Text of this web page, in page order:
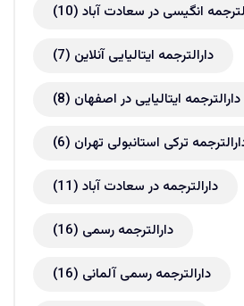
انگیسی در سعادت آباد (10)
دارالترجمه ایتالیایی آنلاین (7)
دارالترجمه ایتالیایی در اصفهان (8)
ترکی استانبولی تهران (6)
دارالترجمه در سعادت آباد (11)
دارالترجمه رسمی (16)
دارالترجمه رسمی آلمانی (16)